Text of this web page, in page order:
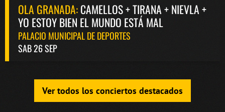
OLA GRANADA:CAMELLOS + TIRANA + NIEVLA +
YO ESTOY BIEN EL MUNDO ESTÁ MAL
PALACIO MUNICIPAL DE DEPORTES
SAB 26 SEP
Ver todos los conciertos destacados